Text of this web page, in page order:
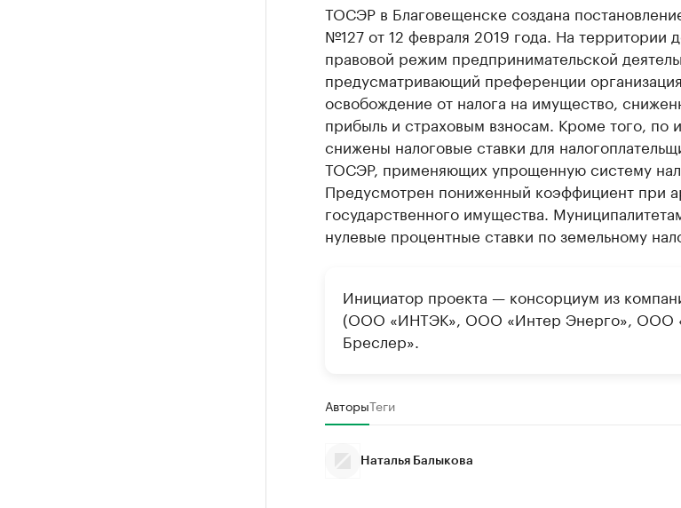
ТОСЭР в Благовещенске создана
№127 от 12 февраля 2019 года. На территории
правовой режим предпринимательской
предусматривающий преференции
освобождение от налога на имущество,
прибыль и страховым взносам. Кроме того, по
снижены налоговые ставки для
ТОСЭР, применяющих упрощенную систему
Предусмотрен пониженный коэффициент при
государственного имущества.
нулевые процентные ставки по земельному
Инициатор проекта — консорциум из
(ООО «ИНТЭК», ООО «Интер Энерго», ООО
Бреслер».
АвторыТеги
Наталья Балыкова